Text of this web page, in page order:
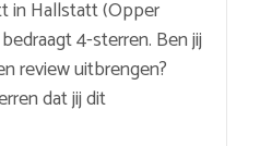
in Hallstatt (Opper
4-sterren. Ben jij
review uitbrengen?
dat jij dit